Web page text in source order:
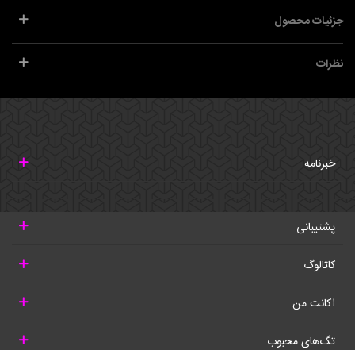
جزئیات محصول
نظرات
خبرنامه
پشتیبانی
کاتالوگ
اکانت من
تگ‌های محبوب